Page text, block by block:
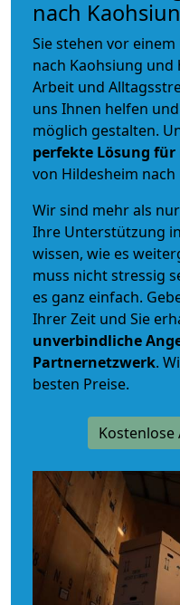
nach
Sie stehen vor
nach Kaohsiung
Arbeit und
uns Ihnen helfen
möglich gestalten.
perfekte Lösung
von Hildesheim nach
Wir sind mehr als
Ihre Unterstützung
wissen, wie es
muss nicht stressig
es ganz einfach.
Ihrer Zeit und Sie
unverbindliche
Partnernetzwerk.
besten Preise.